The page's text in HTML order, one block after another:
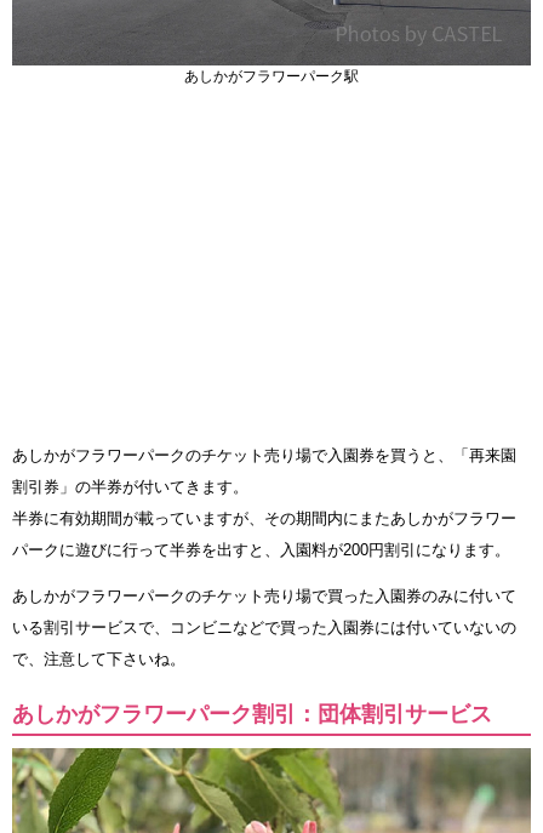
あしかがフラワーパーク駅
あしかがフラワーパークのチケット売り場で入園券を買うと、「再来園
割引券」の半券が付いてきます。
半券に有効期間が載っていますが、その期間内にまたあしかがフラワー
パークに遊びに行って半券を出すと、入園料が200円割引になります。
あしかがフラワーパークのチケット売り場で買った入園券のみに付いて
いる割引サービスで、コンビニなどで買った入園券には付いていないの
で、注意して下さいね。
あしかがフラワーパーク割引：団体割引サービス